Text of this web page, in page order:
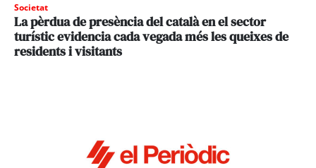
Societat
La pèrdua de presència del català en el sector
turístic evidencia cada vegada més les queixes de
residents i visitants